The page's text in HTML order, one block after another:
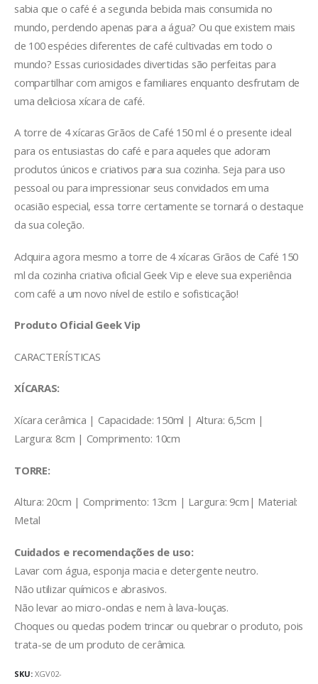
sabia que o café é a segunda bebida mais consumida no
mundo, perdendo apenas para a água? Ou que existem mais
de 100 espécies diferentes de café cultivadas em todo o
mundo? Essas curiosidades divertidas são perfeitas para
compartilhar com amigos e familiares enquanto desfrutam de
uma deliciosa xícara de café.
A torre de 4 xícaras Grãos de Café 150 ml é o presente ideal
para os entusiastas do café e para aqueles que adoram
produtos únicos e criativos para sua cozinha. Seja para uso
pessoal ou para impressionar seus convidados em uma
ocasião especial, essa torre certamente se tornará o destaque
da sua coleção.
Adquira agora mesmo a torre de 4 xícaras Grãos de Café 150
ml da cozinha criativa oficial Geek Vip e eleve sua experiência
com café a um novo nível de estilo e sofisticação!
Produto Oficial Geek Vip
CARACTERÍSTICAS
XÍCARAS:
Xícara cerâmica | Capacidade: 150ml | Altura: 6,5cm |
Largura: 8cm | Comprimento: 10cm
TORRE:
Altura: 20cm | Comprimento: 13cm | Largura: 9cm| Material:
Metal
Cuidados e recomendações de uso:
Lavar com água, esponja macia e detergente neutro.
Não utilizar químicos e abrasivos.
Não levar ao micro-ondas e nem à lava-louças.
Choques ou quedas podem trincar ou quebrar o produto, pois
trata-se de um produto de cerâmica.
SKU: XGV02-